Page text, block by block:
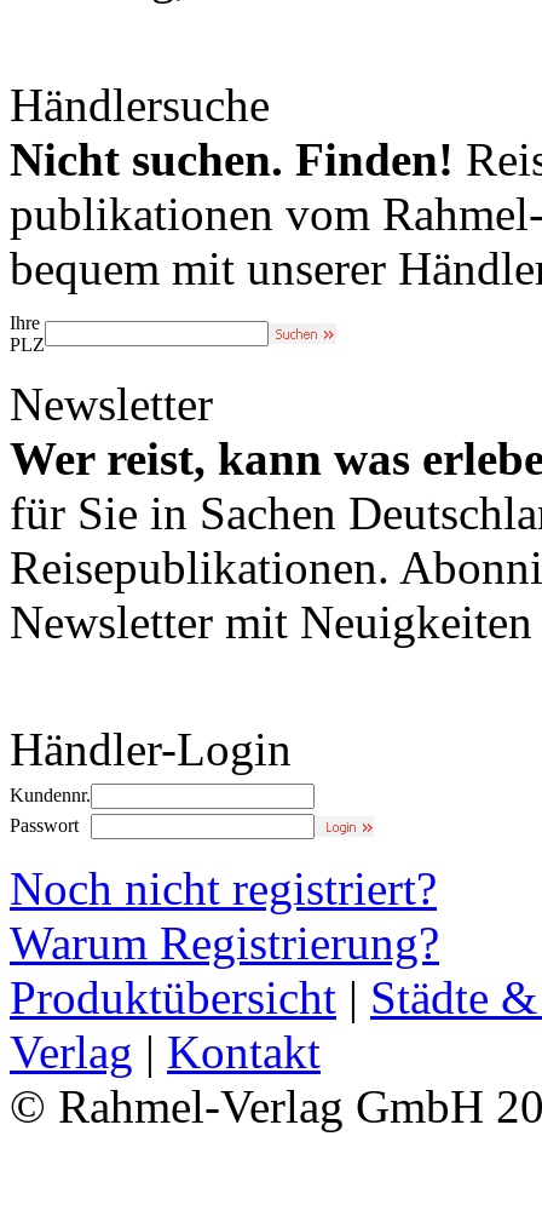
Händlersuche
Nicht suchen. Finden!
publikationen vom
bequem mit unserer
Ihre
PLZ
Newsletter
Wer reist, kann was
für Sie in Sachen
Reisepublikationen.
Newsletter mit
Händler-Login
Kundennr.
Passwort
Noch nicht registriert?
Warum Registrierung?
Produktübersicht | Städte
Verlag | Kontakt
© Rahmel-Verlag GmbH